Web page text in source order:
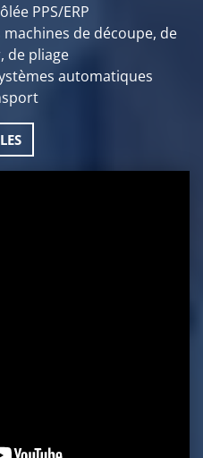
PPS/ERP
de découpe, de
de pliage
automatiques